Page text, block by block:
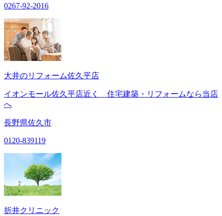
0267-92-2016
大井のリフォーム佐久平店
イオンモール佐久平店近く 住宅建築・リフォームなら当店
へ
長野県佐久市
0120-839119
折井クリニック